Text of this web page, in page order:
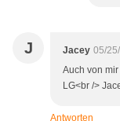
J Jacey 05/
Auch von
LG<br />
Antworten